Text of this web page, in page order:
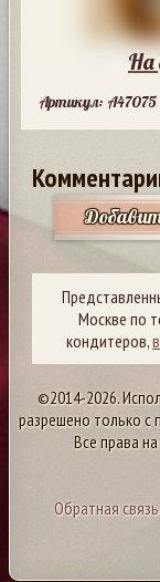
На
Артикул: A47075
Москве по
кондитеров,
©2014-2026.
разрешено только с
Все права
Обратная связь